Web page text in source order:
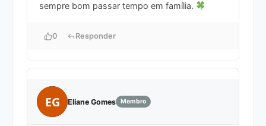
sempre bom passar tempo em família.
0 Responder
EG Eliane Gomes Membro